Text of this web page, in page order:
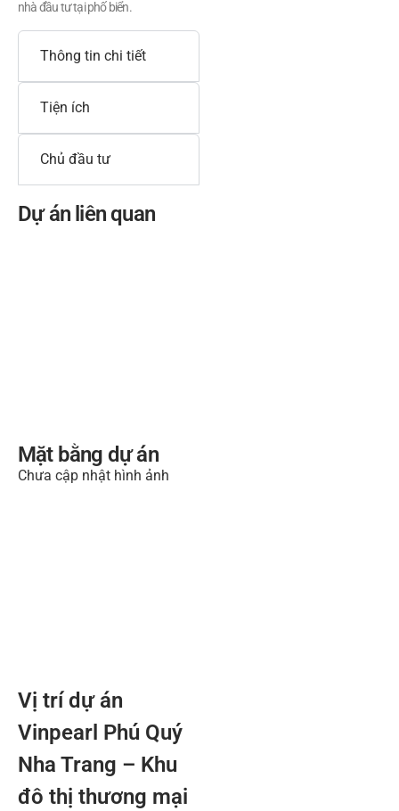
nhà đầu tư tại phố biển.
Thông tin chi tiết
Tiện ích
Chủ đầu tư
Dự án liên quan
Mặt bằng dự án
Chưa cập nhật hình ảnh
Vị trí dự án
Vinpearl Phú Quý
Nha Trang – Khu
đô thị thương mại